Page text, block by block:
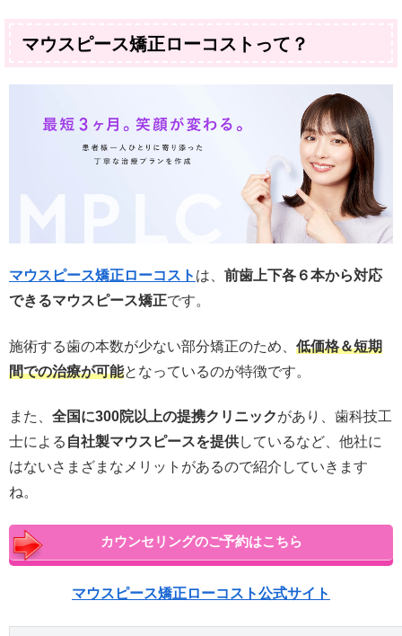
マウスピース矯正ローコストって？
マウスピース矯正ローコスト は、 前歯上下各６本から対応
できるマウスピース矯正です。
施術する歯の本数が少ない部分矯正のため、 低価格＆短期
間での治療が可能となっているのが特徴です。
また、 全国に300院以上の提携クリニックがあり、 歯科技工
士による 自社製マウスピースを提供しているなど、他社に
はないさまざまなメリットがあるので紹介していきます
ね。
カウンセリングのご予約はこちら
マウスピース矯正ローコスト公式サイト